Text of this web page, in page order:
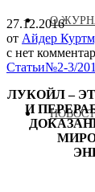
О
27.12.2016
от Айдер
с нет
Статьи№2-3/
ЛУКОЙЛ –
И